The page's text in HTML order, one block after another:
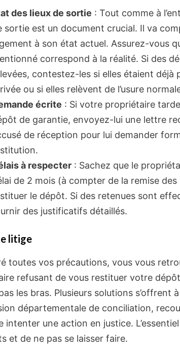
des lieux de sortie : Tout comme à
sortie est un document crucial. Il va
à son état actuel. Assurez-vous
correspond à la réalité. Si des
contestez-les si elles étaient déjà
ou si elles relèvent de l’usure
écrite : Si votre propriétaire
de garantie, envoyez-lui une lettre
de réception pour lui demander
à respecter : Sachez que le
de 2 mois (à compter de la remise
le dépôt. Si des retenues sont
des justificatifs détaillés.
litige
toutes vos précautions, vous vous
refusant de vous restituer votre
les bras. Plusieurs solutions s’offrent
départementale de conciliation,
intenter une action en justice.
et de ne pas se laisser faire.